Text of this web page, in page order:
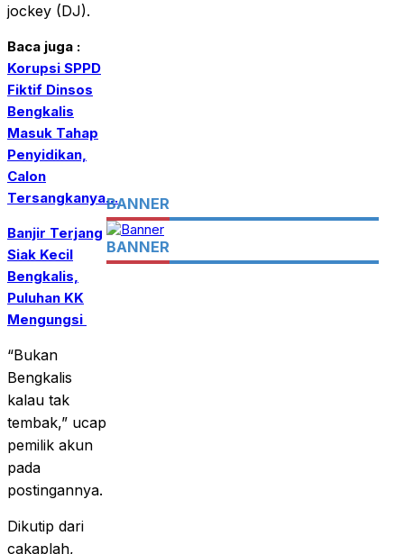
jockey (DJ).
Baca juga :
Korupsi SPPD
Fiktif Dinsos
Bengkalis
Masuk Tahap
Penyidikan,
Calon
Tersangkanya…
Banjir Terjang
Siak Kecil
Bengkalis,
Puluhan KK
Mengungsi
“Bukan
Bengkalis
kalau tak
tembak,” ucap
pemilik akun
pada
postingannya.
Dikutip dari
cakaplah,
BANNER
BANNER